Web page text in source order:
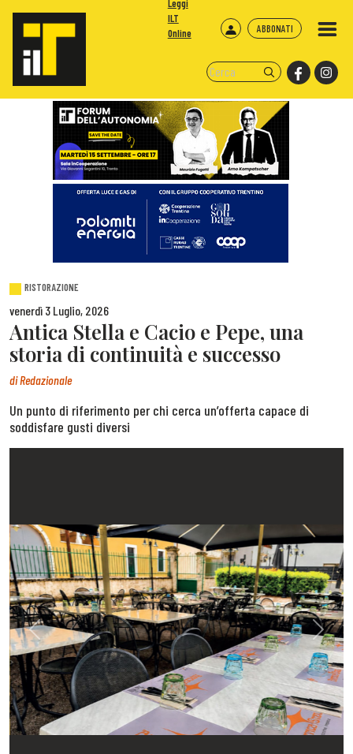
ABBONATI
Leggi
ILT
Online
RISTORAZIONE
venerdì 3 Luglio, 2026
Antica Stella e Cacio e Pepe, una
storia di continuità e successo
diRedazionale
Un punto di riferimento per chi cerca un’offerta capace di
soddisfare gusti diversi
Previous Next